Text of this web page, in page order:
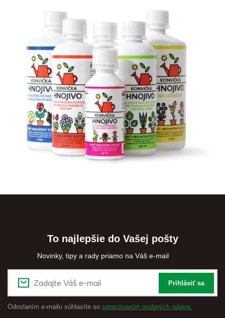
To najlepšie do Vašej pošty
Novinky, tipy a rady priamo na Váš e-mail
Prihlásiť sa
Odoslaním e-mailu súhlasíte so spracovaním osobných údajov.